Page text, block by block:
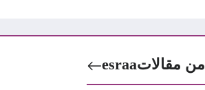
من مقالاتesraa